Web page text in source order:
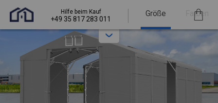
Hilfe beim Kauf
+49 35 817 283 011
Größe Farben